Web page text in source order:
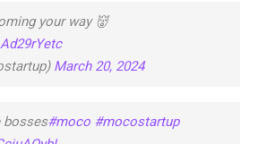
your way 👹
March 20, 2024
bosses#moco #mocostartup